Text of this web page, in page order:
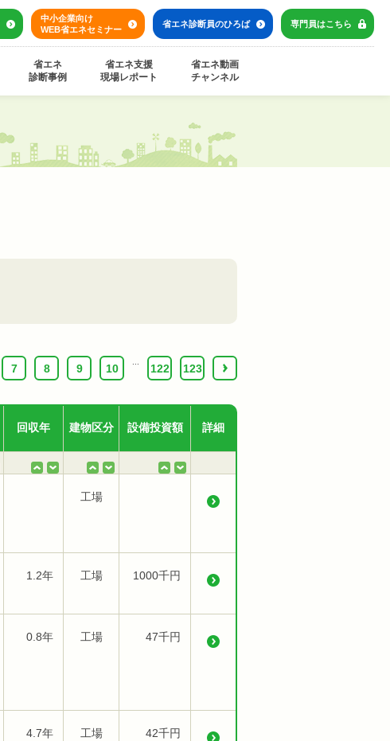
中小企業向け
WEB省エネセミナー
省エネ診断員のひろば 専門員はこちら
省エネ
診断事例
省エネ支援
現場レポート
省エネ動画
チャンネル
7 8 9 10 122 123 ›
回収年 建物区分 設備投資額 詳細
工場
1.2年 工場 1000千円
0.8年 工場 47千円
4.7年 工場 42千円